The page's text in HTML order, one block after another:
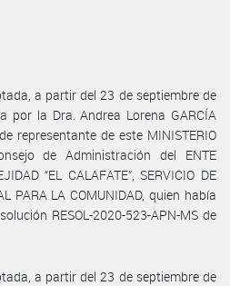
a partir del 23 de septiembre de
por la Dra. Andrea Lorena GARCÍA
representante de este MINISTERIO
de Administración del ENTE
“EL CALAFATE”, SERVICIO DE
PARA LA COMUNIDAD, quien había
RESOL-2020-523-APN-MS de
a partir del 23 de septiembre de